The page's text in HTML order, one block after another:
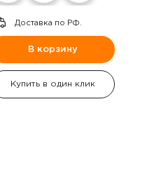
Доставка по РФ.
В корзину
Купить в один клик